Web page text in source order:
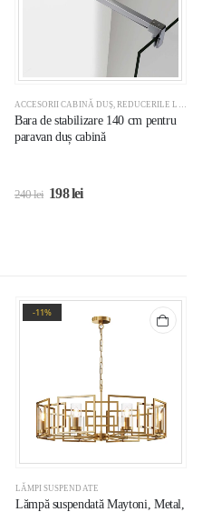
ACCESORII CABINĂ DUȘ, REDUCERILE LUNII
Bara de stabilizare 140 cm pentru
paravan duș cabină
240lei 198lei
-11%
LĂMPI SUSPENDATE
Lămpă suspendată Maytoni, Metal,